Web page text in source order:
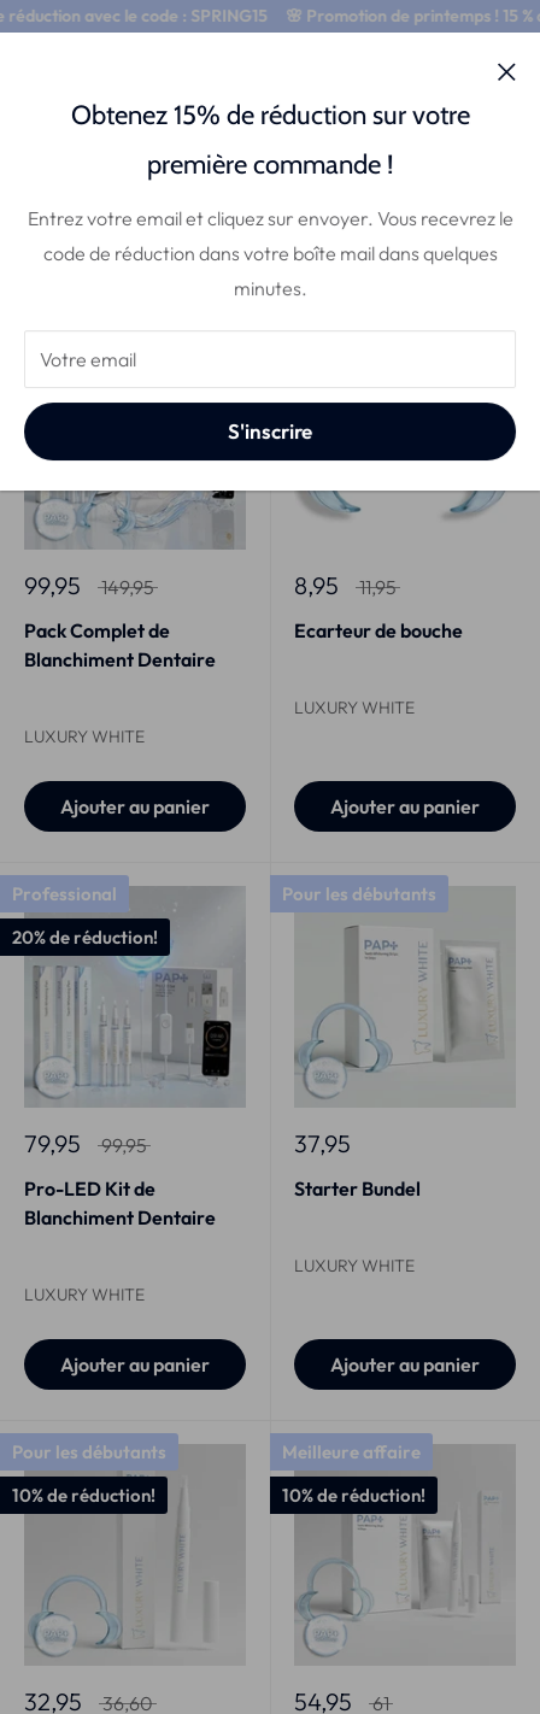
avec le code : SPRING15 🌸 Promotion de printemps ! 15 %
Obtenez 15% de réduction sur votre
première commande !
Entrez votre email et cliquez sur envoyer. Vous recevrez le
code de réduction dans votre boîte mail dans quelques
minutes.
Votre email
S'inscrire
0
Tous les produits
Meilleure affaire
99,95
149,95
Pack Complet de
Blanchiment Dentaire
LUXURY WHITE
Ajouter au panier
Confort
8,95
11,95
Ecarteur de bouche
LUXURY WHITE
Ajouter au panier
Professional
20% de réduction!
79,95
99,95
Pro-LED Kit de
Blanchiment Dentaire
LUXURY WHITE
Ajouter au panier
Pour les débutants
37,95
Starter Bundel
LUXURY WHITE
Ajouter au panier
Pour les débutants
10% de réduction!
32,95
36,60
Meilleure affaire
10% de réduction!
54,95
61